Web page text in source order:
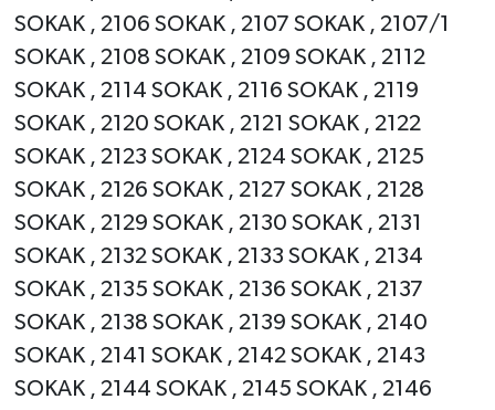
SOKAK , 2106 SOKAK , 2107 SOKAK , 2107/1
SOKAK , 2108 SOKAK , 2109 SOKAK , 2112
SOKAK , 2114 SOKAK , 2116 SOKAK , 2119
SOKAK , 2120 SOKAK , 2121 SOKAK , 2122
SOKAK , 2123 SOKAK , 2124 SOKAK , 2125
SOKAK , 2126 SOKAK , 2127 SOKAK , 2128
SOKAK , 2129 SOKAK , 2130 SOKAK , 2131
SOKAK , 2132 SOKAK , 2133 SOKAK , 2134
SOKAK , 2135 SOKAK , 2136 SOKAK , 2137
SOKAK , 2138 SOKAK , 2139 SOKAK , 2140
SOKAK , 2141 SOKAK , 2142 SOKAK , 2143
SOKAK , 2144 SOKAK , 2145 SOKAK , 2146